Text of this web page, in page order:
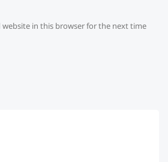
website in this browser for the next time